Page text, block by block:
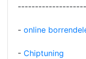
- online
- Chiptuning